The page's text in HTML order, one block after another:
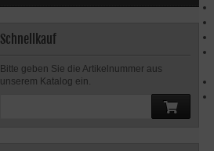
Schnellkauf
Bitte geben Sie die Artikelnummer aus
unserem Katalog ein.